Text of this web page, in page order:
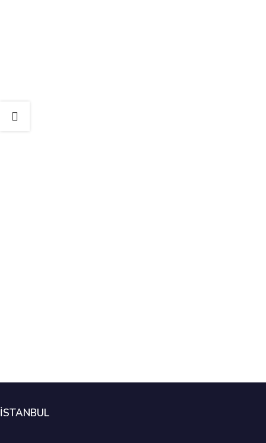
İSTANBUL